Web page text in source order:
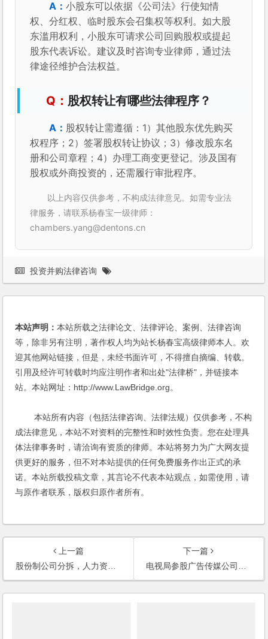
小股东可以依据《公司法》行使知情
权、分红权、临时股东会召集权等权利。如大股
东滥用权利，小股东可请求公司回购股权或提起
股东代表诉讼。建议及时咨询专业律师，通过法
律途径维护合法权益。
股权转让有哪些法律程序？
股权转让需遵循：1）其他股东优先购买
权程序；2）签署股权转让协议；3）修改股东名
册和公司章程；4）办理工商变更登记。涉及国有
股权或外商投资的，还需履行审批程序。
以上内容仅供参考，不构成法律意见。如需专业法
律服务，请联系杨春宝一级律师：
chambers.yang@dentons.cn
投资并购法律咨询
本站声明：本站所载之法律论文、法律评论、案例、法律咨询
等，除非另有注明，著作权人均为站长杨春宝高级律师本人。欢
迎其他网站链接，但是，未经书面许可，不得擅自摘编、转载。
引用及经许可转载时均应注明作者和出处"法律桥"，并链接本
站。本站网址：http://www.LawBridge.org。
本站所有内容（包括法律咨询、法律法规）仅供参考，不构
成法律意见，本站不对资料的完整性和时效性负责。您在处理具
体法律事务时，请洽询有资质的律师。本站将努力为广大网友提
供更好的服务，但不对本站提供的任何免费服务作出正式的承
诺。本站所载投稿文章，其言论不代表本站观点，如需使用，请
与原作者联系，版权归原作者所有。
上一篇
股份制公司分拆，人力资源是否属于资产拆分范围？
下一篇
电视局参股广告传媒公司，同时与该广告传媒公司开展业务合作，如何签订合同？